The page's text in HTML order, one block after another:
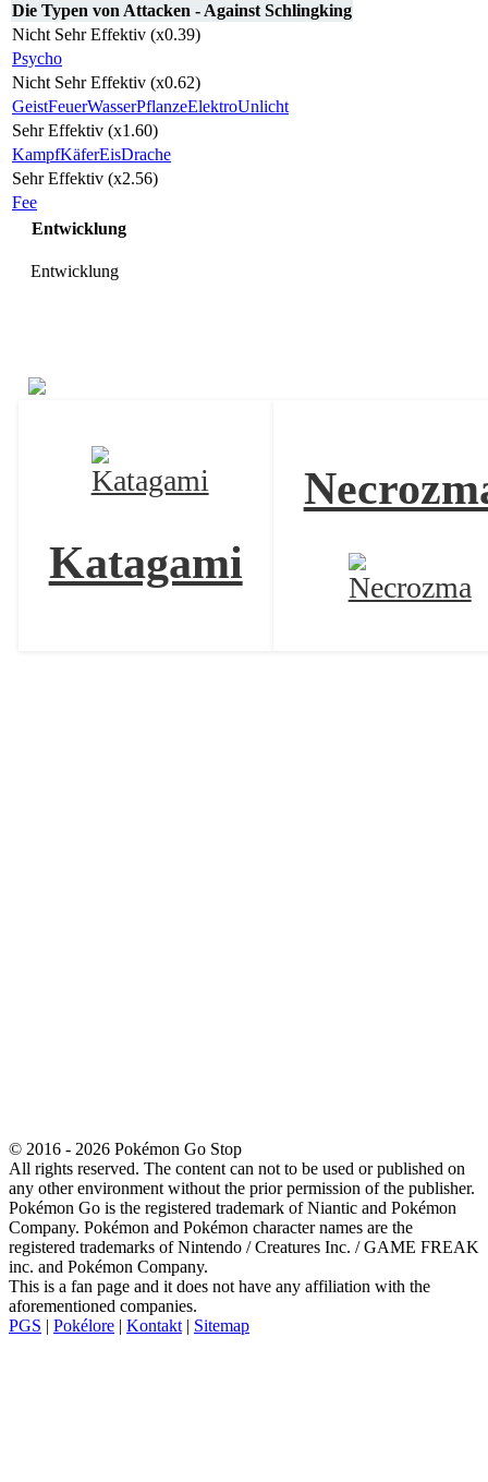
Die Typen von Attacken - Against Schlingking
Nicht Sehr Effektiv (x0.39)
Psycho
Nicht Sehr Effektiv (x0.62)
GeistFeuerWasserPflanzeElektroUnlicht
Sehr Effektiv (x1.60)
KampfKäferEisDrache
Sehr Effektiv (x2.56)
Fee
Entwicklung
Entwicklung
Katagami
© 2016 - 2026 Pokémon Go Stop
All rights reserved. The content can not to be used or published on
any other environment without the prior permission of the publisher.
Pokémon Go is the registered trademark of Niantic and Pokémon
Company. Pokémon and Pokémon character names are the
registered trademarks of Nintendo / Creatures Inc. / GAME FREAK
inc. and Pokémon Company.
This is a fan page and it does not have any affiliation with the
aforementioned companies.
PGS | Pokélore | Kontakt | Sitemap